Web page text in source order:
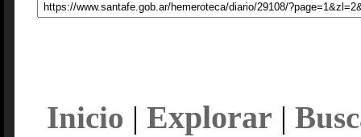
Inicio | Explorar |